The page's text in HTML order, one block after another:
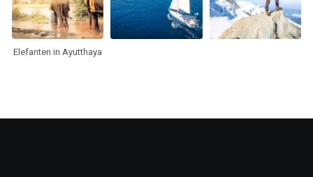
Elefanten in Ayutthaya